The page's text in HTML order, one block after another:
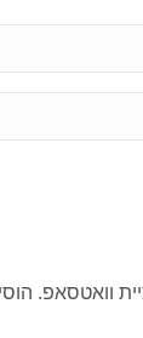
וואטסאפ.